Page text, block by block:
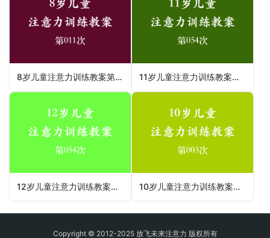
8岁儿童注意力训练教案第011次 共96次 11岁儿童注意力训练教案第054次 共96次
12岁儿童注意力训练教案第054次 共96次 10岁儿童注意力训练教案第003次 共96次
Copyright © 2012-2025 放飞未来注意力 版权所有